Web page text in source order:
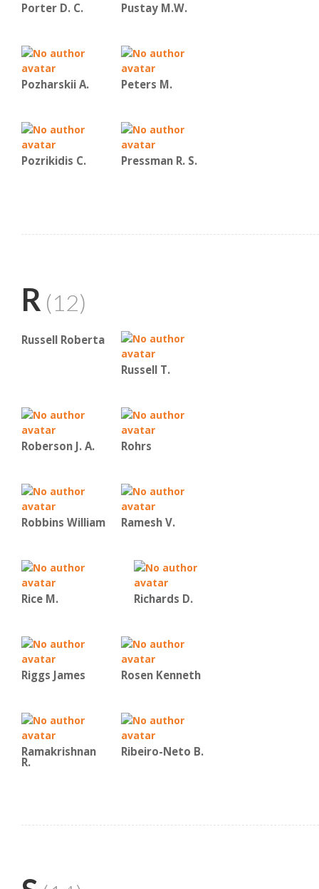
Porter D. C. Pustay M.W.
Pozharskii A. Peters M.
Pozrikidis C. Pressman R. S.
R (12)
Russell Roberta
Russell T.
Roberson J. A. Rohrs
Robbins William Ramesh V.
Rice Μ. Richards D.
Riggs James Rosen Kenneth
Ramakrishnan
R.
Ribeiro-Neto B.